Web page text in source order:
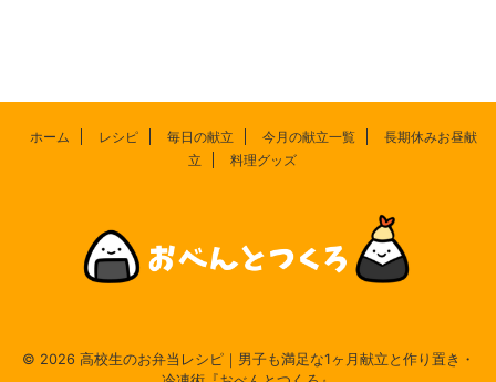
ホーム レシピ 毎日の献立 今月の献立一覧
長期休みお昼献
立
料理グッズ
© 2026 高校生のお弁当レシピ｜男子も満足な1ヶ月献立と作り置き・